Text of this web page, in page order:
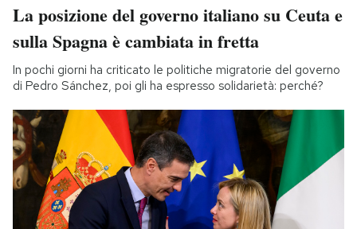
La posizione del governo italiano su Ceuta e
sulla Spagna è cambiata in fretta
In pochi giorni ha criticato le politiche migratorie del governo
di Pedro Sánchez, poi gli ha espresso solidarietà: perché?